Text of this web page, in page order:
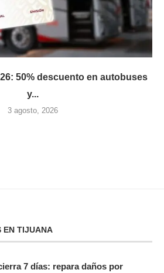
50% descuento en autobuses
y...
3 agosto, 2026
EN TIJUANA
7 días: repara daños por